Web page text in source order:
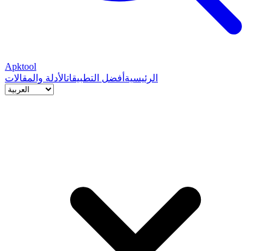
Apktool
الرئيسية أفضل التطبيقاتالأدلة والمقالات